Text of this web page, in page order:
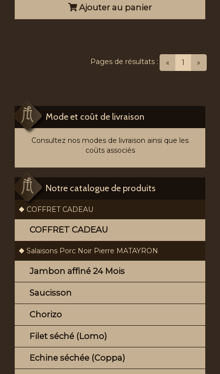
Ajouter au panier
« 1 (current)
»
Pages de résultats :
Mode et coût de livraison
Consultez nos modes de livraison ainsi que les
coûts associés
Notre catalogue de produits
COFFRET CADEAU
COFFRET CADEAU
Salaisons Porc Noir Pierre MATAYRON
Jambon affiné 24 Mois
Saucisson
Chorizo
Filet séché (Lomo)
Echine séchée (Coppa)